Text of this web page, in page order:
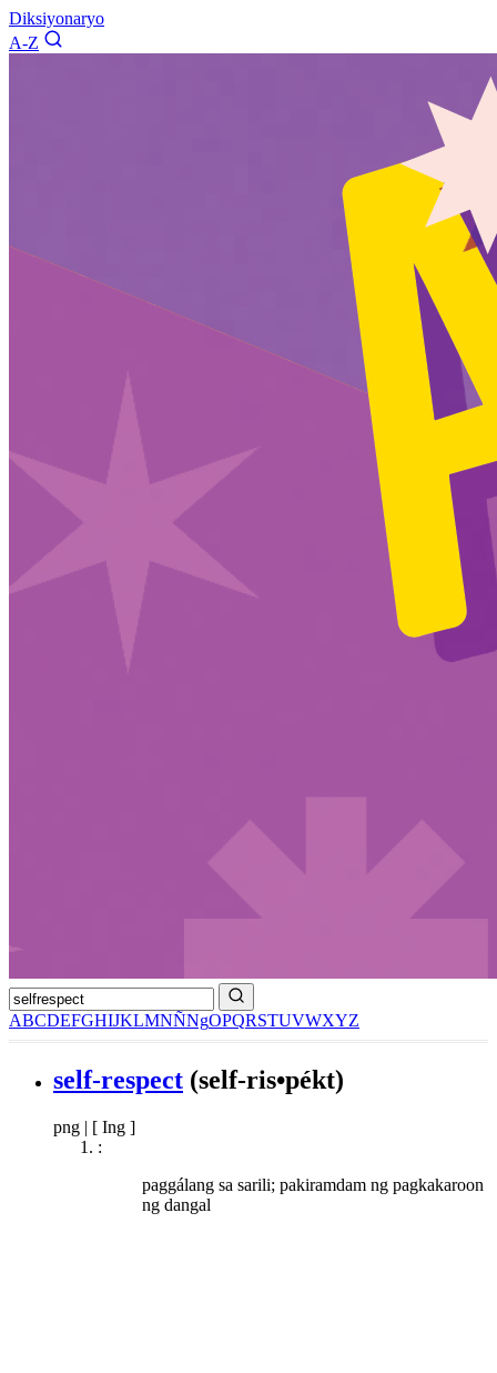
Diksiyonaryo
A-Z
ABCDEFGHIJKLMNÑNgOPQRSTUVWXYZ
self-respect (self-ris•pékt)
png | [ Ing ]
:
paggálang sa sarili; pakiramdam ng pagkakaroon
ng dangal